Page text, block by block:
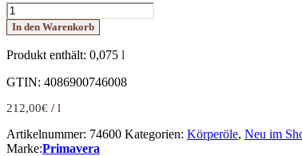
Primavera
Bio
Aloe
Vera
75 ml
In den Warenkorb
Produkt enthält: 0,075 l
GTIN: 4086900746008
212,00€ /l
Artikelnummer: 74600 Kategorien: Körperöle, Neu im
Marke:Primavera